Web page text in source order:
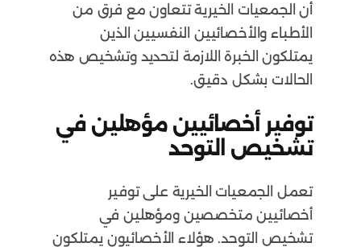
أن الجمعيات الخيرية تتعاون مع فرق من
الأطباء والأخصائيين النفسيين الذين
يمتلكون الخبرة اللازمة لتحديد وتشخيص هذه
الحالات بشكل دقيق.
توفير أخصائيين مؤهلين في
تشخيص التوحد
تعمل الجمعيات الخيرية على توفير
أخصائيين متخصصين ومؤهلين في
تشخيص التوحد. هؤلاء الأخصائيون يمتلكون